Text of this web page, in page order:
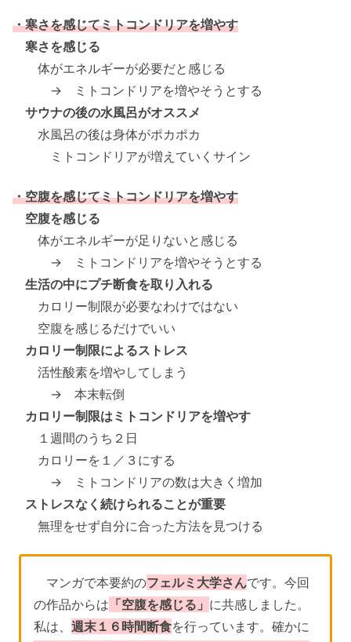
・寒さを感じてミトコンドリアを増やす
寒さを感じる
体がエネルギーが必要だと感じる
→ ミトコンドリアを増やそうとする
サウナの後の水風呂がオススメ
水風呂の後は身体がポカポカ
ミトコンドリアが増えていくサイン
・空腹を感じてミトコンドリアを増やす
空腹を感じる
体がエネルギーが足りないと感じる
→ ミトコンドリアを増やそうとする
生活の中にプチ断食を取り入れる
カロリー制限が必要なわけではない
空腹を感じるだけでいい
カロリー制限によるストレス
活性酸素を増やしてしまう
→ 本末転倒
カロリー制限はミトコンドリアを増やす
１週間のうち２日
カロリーを１／３にする
→ ミトコンドリアの数は大きく増加
ストレスなく続けられることが重要
無理をせず自分に合った方法を見つける
マンガで本要約のフェルミ大学さんです。今回
の作品からは 「空腹を感じる」 に共感しました。
私は、週末１６時間断食を行っています。確かに